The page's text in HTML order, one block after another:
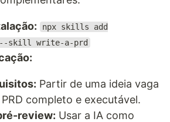
npx skills add
skill write-a-prd
Partir de uma ideia vaga
completo e executável.
review: Usar a IA como